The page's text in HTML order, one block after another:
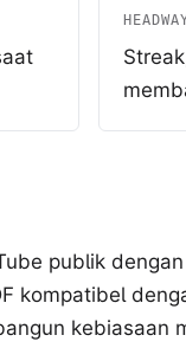
publik
kompatibel
kebiasaan